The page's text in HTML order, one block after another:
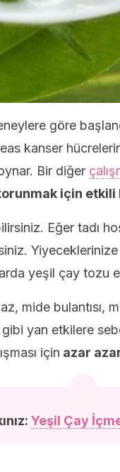
göre
kanser
Bir diğer
için
Eğer tadı
yeşil çay tozu
mide bulantısı,
gibi yan etkilere
için azar
Yeşil Çay